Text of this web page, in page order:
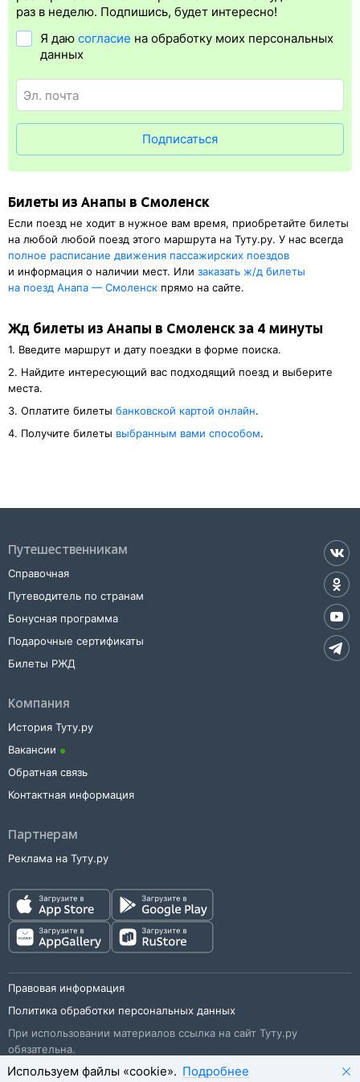
упрощает жизнь пассажиру. Её бонус в том, что не требуется
регистрация доступна почти для всех заказов,исключение
составляют поезда
билете. А в случае отсутствия электронной регистрации еще
и распечатка посадочного купона.
раз в неделю. Подпишись, будет интересно!
Я даю согласие на обработку моих персональных
данных
Подписаться
Билеты из Анапы в Смоленск
Если поезд не ходит в нужное вам время, приобретайте билеты
на любой любой поезд этого маршрута на Туту.ру. У нас всегда
полное расписание движения пассажирских поездов
и информация о наличии мест. Или заказать ж/д билеты
на поезд Анапа — Смоленск прямо на сайте.
Жд билеты из Анапы в Смоленск за 4 минуты
1. Введите маршрут и дату поездки в форме поиска.
2. Найдите интересующий вас подходящий поезд и выберите
места.
3. Оплатите билеты банковской картой онлайн.
4. Получите билеты выбранным вами способом.
Путешественникам
Справочная
Путеводитель по странам
Бонусная программа
Подарочные сертификаты
Билеты РЖД
Компания
История Туту.ру
Вакансии
Обратная связь
Контактная информация
Партнерам
Реклама на Туту.ру
Правовая информация
Политика обработки персональных данных
При использовании материалов ссылка на сайт Туту.ру
обязательна.
Используем файлы «cookie». Подробнее